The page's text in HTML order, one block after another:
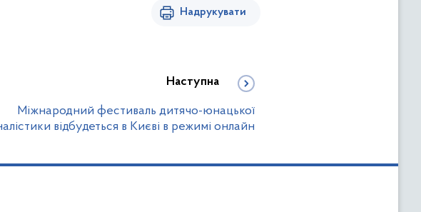
Надрукувати
Наступна
Міжнародний фестиваль дитячо-юнацької
відбудеться в Києві в режимі онлайн